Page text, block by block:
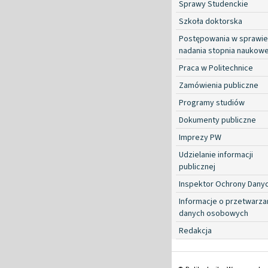
Sprawy Studenckie
Szkoła doktorska
Postępowania w sprawie
nadania stopnia
Praca w Politechnice
Zamówienia publiczne
Programy studiów
Dokumenty publiczne
Imprezy PW
Udzielanie informacji
publicznej
Inspektor Ochrony
Informacje o
danych osobowych
Redakcja